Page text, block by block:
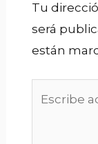
Tu
será
están